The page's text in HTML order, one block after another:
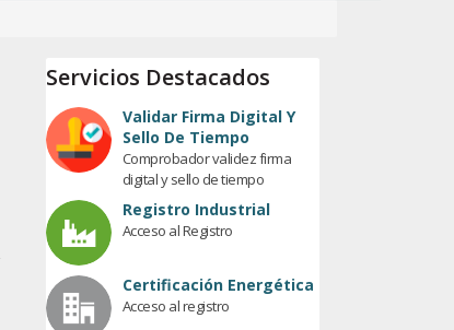
Servicios Destacados
Validar Firma Digital Y
Sello De Tiempo
Comprobador validez firma
digital y sello de tiempo
Registro Industrial
Acceso al Registro
Certificación Energética
Acceso al registro